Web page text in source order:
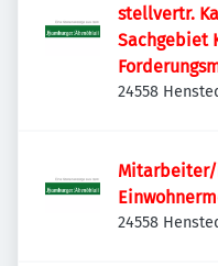
stellvertr.
Sachgebiet
24558
24558